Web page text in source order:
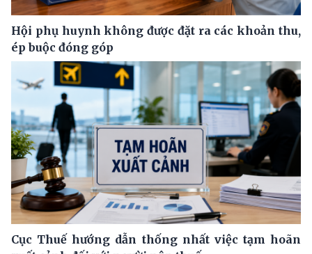
Hội phụ huynh không được đặt ra các khoản thu,
ép buộc đóng góp
Cục Thuế hướng dẫn thống nhất việc tạm hoãn